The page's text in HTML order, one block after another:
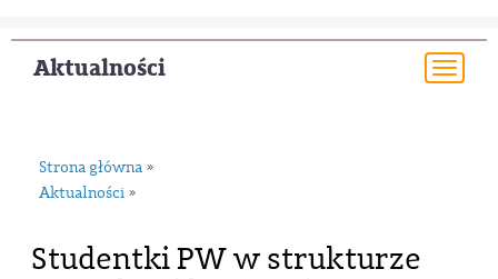
Aktualności
Strona główna »
Aktualności »
Studentki PW w strukturze